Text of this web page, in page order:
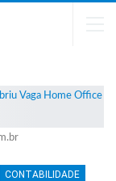
CONTABILIDADE